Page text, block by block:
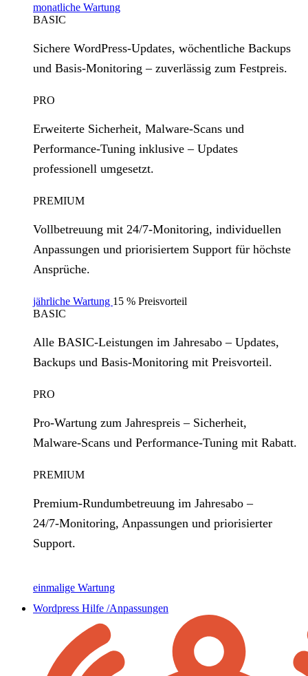
monatliche Wartung
BASIC
Sichere WordPress‑Updates, wöchentliche Backups
und Basis‑Monitoring – zuverlässig zum Festpreis.
PRO
Erweiterte Sicherheit, Malware‑Scans und
Performance‑Tuning inklusive – Updates
professionell umgesetzt.
PREMIUM
Vollbetreuung mit 24/7‑Monitoring, individuellen
Anpassungen und priorisiertem Support für höchste
Ansprüche.
jährliche Wartung 15 % Preisvorteil
BASIC
Alle BASIC‑Leistungen im Jahresabo – Updates,
Backups und Basis‑Monitoring mit Preisvorteil.
PRO
Pro‑Wartung zum Jahrespreis – Sicherheit,
Malware‑Scans und Performance‑Tuning mit Rabatt.
PREMIUM
Premium‑Rundumbetreuung im Jahresabo –
24/7‑Monitoring, Anpassungen und priorisierter
Support.
einmalige Wartung
Wordpress Hilfe /Anpassungen